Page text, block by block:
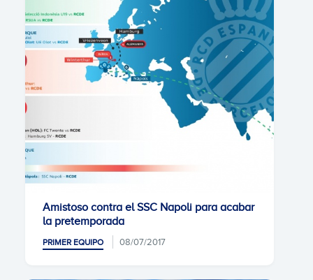
Amistoso contra el SSC Napoli para acabar
la pretemporada
PRIMER EQUIPO 08/07/2017